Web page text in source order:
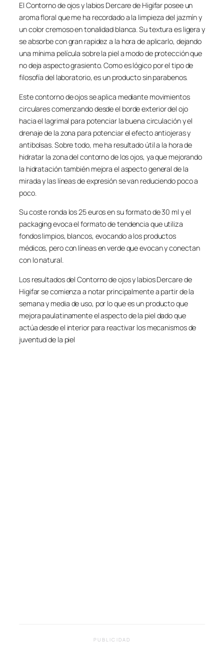
El Contorno de ojos y labios Dercare de Higifar posee un
aroma floral que me ha recordado a la limpieza del jazmín y
un color cremoso en tonalidad blanca. Su textura es ligera y
se absorbe con gran rapidez a la hora de aplicarlo, dejando
una mínima película sobre la piel a modo de protección que
no deja aspecto grasiento. Como es lógico por el tipo de
filosofía del laboratorio, es un producto sin parabenos.
Este contorno de ojos se aplica mediante movimientos
circulares comenzando desde el borde exterior del ojo
hacia el lagrimal para potenciar la buena circulación y el
drenaje de la zona para potenciar el efecto antiojeras y
antibolsas. Sobre todo, me ha resultado útil a la hora de
hidratar la zona del contorno de los ojos, ya que mejorando
la hidratación también mejora el aspecto general de la
mirada y las líneas de expresión se van reduciendo poco a
poco.
Su coste ronda los 25 euros en su formato de 30 ml y el
packaging evoca el formato de tendencia que utiliza
fondos limpios, blancos, evocando a los productos
médicos, pero con líneas en verde que evocan y conectan
con lo natural.
Los resultados del Contorno de ojos y labios Dercare de
Higifar se comienza a notar principalmente a partir de la
semana y media de uso, por lo que es un producto que
mejora paulatinamente el aspecto de la piel dado que
actúa desde el interior para reactivar los mecanismos de
juventud de la piel
PUBLICIDAD